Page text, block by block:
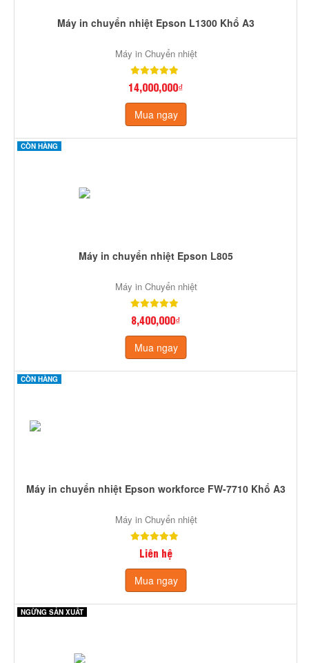
Máy in chuyển nhiệt Epson L1300 Khổ A3
Máy in Chuyển nhiệt
14,000,000₫
Mua ngay
CÒN HÀNG
Máy in chuyển nhiệt Epson L805
Máy in Chuyển nhiệt
8,400,000₫
Mua ngay
CÒN HÀNG
Máy in chuyển nhiệt Epson workforce FW-7710 Khổ A3
Máy in Chuyển nhiệt
Liên hệ
Mua ngay
NGỪNG SẢN XUẤT